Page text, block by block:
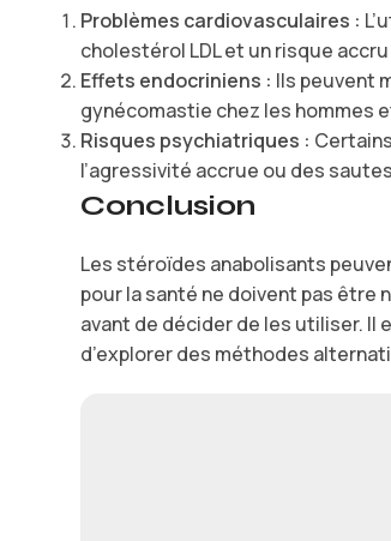
Problèmes cardiovasculaires :
cholestérol LDL et un risque
Effets endocriniens : Ils peuvent
gynécomastie chez les hommes
Risques psychiatriques :
l’agressivité accrue ou des
Conclusion
Les stéroïdes anabolisants
pour la santé ne doivent pas
avant de décider de les utiliser. Il
d’explorer des méthodes